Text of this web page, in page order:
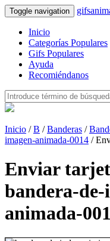
Toggle navigation
Inicio
Categorías Populares
Gifs Populares
Ayuda
Recomiéndanos
Inicio /B /Banderas /
imagen-animada-0014 /
Enviar
bandera-
animada-